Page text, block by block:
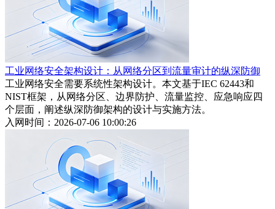
工业网络安全架构设计：从网络分区到流量审计的纵深防御
工业网络安全需要系统性架构设计。本文基于IEC 62443和
NIST框架，从网络分区、边界防护、流量监控、应急响应四
个层面，阐述纵深防御架构的设计与实施方法。
入网时间：2026-07-06 10:00:26